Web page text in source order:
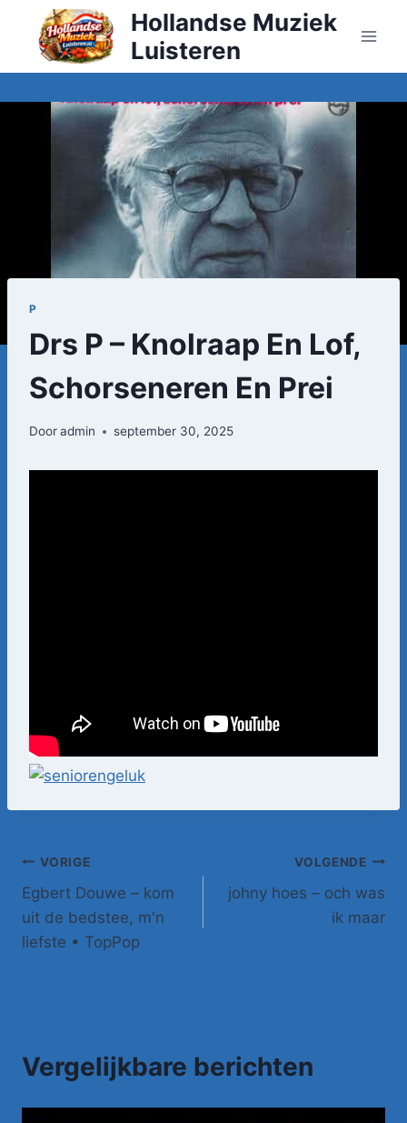
Doorgaan
inhoud
Hollandse Muziek
Luisteren
P
Drs P – Knolraap En Lof,
Schorseneren En Prei
Dooradmin september 30, 2025
Bericht
navigatie
VORIGE
Egbert Douwe – kom
uit de bedstee, m'n
liefste • TopPop
VOLGENDE
johny hoes – och was
ik maar
Vergelijkbare berichten